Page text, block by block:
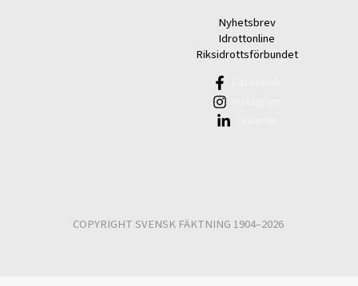
Nyhetsbrev
Idrottonline
Riksidrottsförbundet
COPYRIGHT SVENSK FÄKTNING 1904–2026